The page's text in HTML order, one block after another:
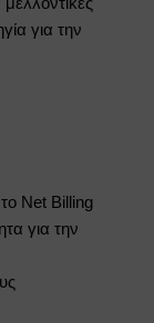
για την
Net Billing
για την